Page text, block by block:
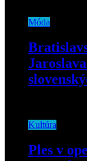
Móda
Kultúra
Ples v